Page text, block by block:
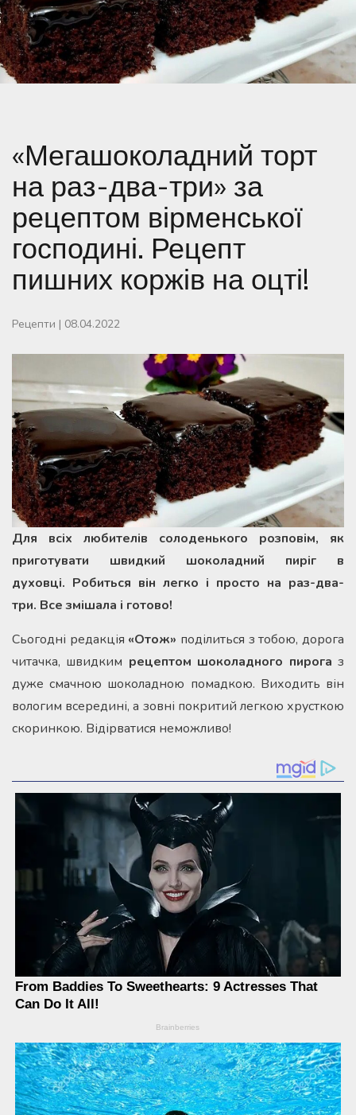
«Мегашоколадний торт
на раз-два-три» за
рецептом вірменської
господині. Рецепт
пишних коржів на оцті!
Рецепти | 08.04.2022
Для всіх любителів солоденького розповім, як
приготувати швидкий шоколадний пиріг в
духовці. Робиться він легко і просто на раз-два-
три. Все змішала і готово!
Сьогодні редакція «Отож» поділиться з тобою, дорога
читачка, швидким рецептом шоколадного пирога з
дуже смачною шоколадною помадкою. Виходить він
вологим всередині, а зовні покритий легкою хрусткою
скоринкою. Відірватися неможливо!